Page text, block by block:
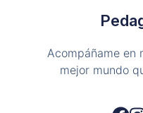
Acompáñame en
mejor mundo